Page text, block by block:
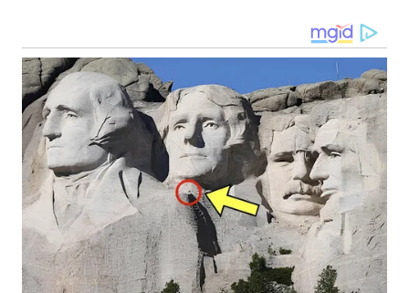
WN
TANJUNG
LESUNG
WN
KARO
WN
SIMALUNGUN